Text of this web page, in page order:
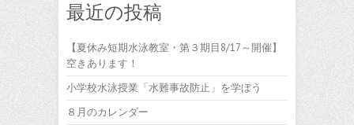
最近の投稿
【夏休み短期水泳教室・第３期目8/17～開催】
空きあります！
小学校水泳授業「水難事故防止」を学ぼう
８月のカレンダー